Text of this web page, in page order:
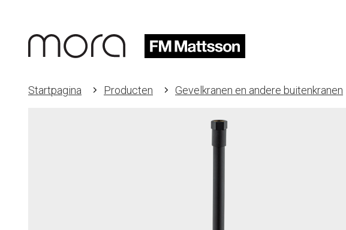
Startpagina Producten Gevelkranen en andere buitenkranen